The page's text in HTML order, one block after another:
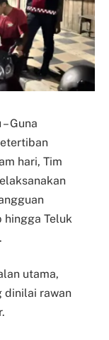
Guna
hari, Tim
hingga Teluk
utama,
dinilai rawan